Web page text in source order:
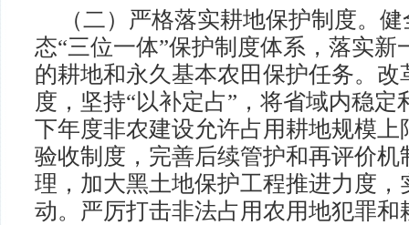
（二）严格落实耕地保护制度。
态“三位一体”保护制度体系，落实
的耕地和永久基本农田保护任务。
度，坚持“以补定占”，将省域内稳
下年度非农建设允许占用耕地规模
验收制度，完善后续管护和再评价
理，加大黑土地保护工程推进力度
动。严厉打击非法占用农用地犯罪